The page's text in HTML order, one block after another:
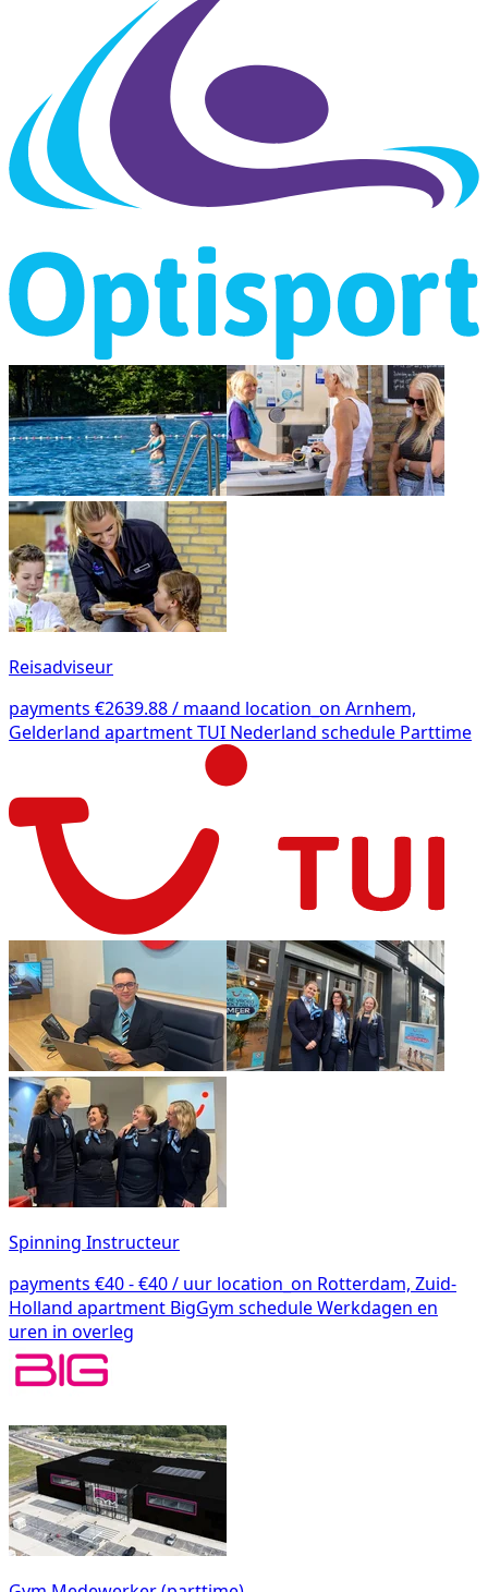
Reisadviseur
payments €2639.88 / maand location_on Arnhem,
Gelderland apartmentTUI Nederland schedule Parttime
Spinning Instructeur
payments €40 - €40 / uur location_on Rotterdam, Zuid-
Holland apartment BigGym scheduleWerkdagen en
uren in overleg